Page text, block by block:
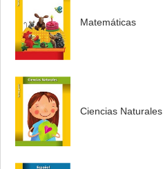
Matemáticas
Ciencias Naturales